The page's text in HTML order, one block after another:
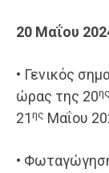
20 Μαΐου 202
• Γενικός
ώρας της 20ης
21ης Μαΐου
•